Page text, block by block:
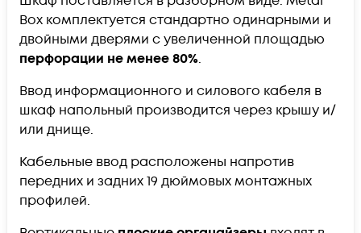
Box комплектуется стандартно одинарными и
двойными дверями с увеличенной площадью
перфорации не менее 80%.
Ввод информационного и силового кабеля в
шкаф напольный производится через крышу и/
или днище.
Кабельные ввод расположены напротив
передних и задних 19 дюймовых монтажных
профилей.